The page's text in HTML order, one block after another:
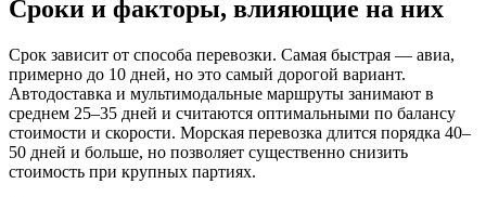
Сроки и факторы, влияющие на них
Срок зависит от способа перевозки. Самая быстрая — авиа,
примерно до 10 дней, но это самый дорогой вариант.
Автодоставка и мультимодальные маршруты занимают в
среднем 25–35 дней и считаются оптимальными по балансу
стоимости и скорости. Морская перевозка длится порядка 40–
50 дней и больше, но позволяет существенно снизить
стоимость при крупных партиях.